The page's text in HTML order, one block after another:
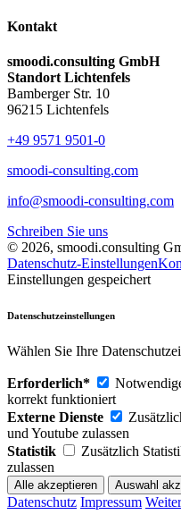
Kontakt
smoodi.consulting GmbH
Standort Lichtenfels
Bamberger Str. 10
96215 Lichtenfels
+49 9571 9501-0
smoodi-consulting.com
info@smoodi-consulting.com
Schreiben Sie uns
© 2026, smoodi.consulting
Datenschutz-Einstellungen
Einstellungen gespeichert
Datenschutzeinstellungen
Wählen Sie Ihre
Erforderlich*
korrekt funktioniert
Externe Dienste
und Youtube zulassen
Statistik
Zusätzlich
zulassen
Datenschutz Impressum